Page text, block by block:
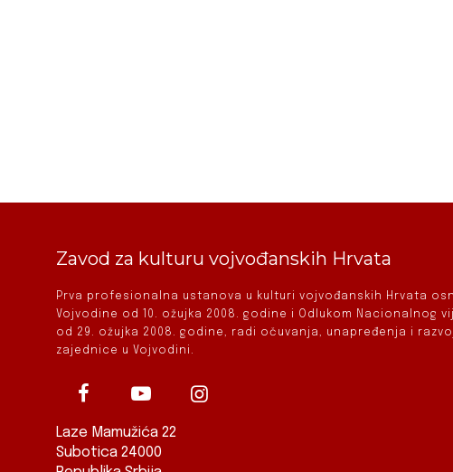
Zavod za kulturu vojvođanskih Hrvata
Prva profesionalna ustanova u kulturi vojvođanskih Hrvata
Vojvodine od 10. ožujka 2008. godine i Odlukom Nacionalnog
od 29. ožujka 2008. godine, radi očuvanja, unapređenja i
zajednice u Vojvodini.
Laze Mamužića 22
Subotica 24000